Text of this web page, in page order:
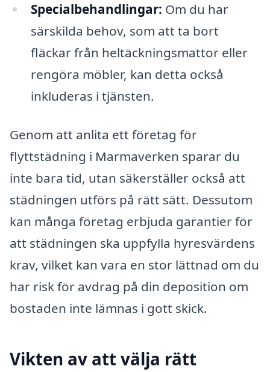
Specialbehandlingar: Om du har
särskilda behov, som att ta bort
fläckar från heltäckningsmattor eller
rengöra möbler, kan detta också
inkluderas i tjänsten.
Genom att anlita ett företag för
flyttstädning i Marmaverken sparar du
inte bara tid, utan säkerställer också att
städningen utförs på rätt sätt. Dessutom
kan många företag erbjuda garantier för
att städningen ska uppfylla hyresvärdens
krav, vilket kan vara en stor lättnad om du
har risk för avdrag på din deposition om
bostaden inte lämnas i gott skick.
Vikten av att välja rätt